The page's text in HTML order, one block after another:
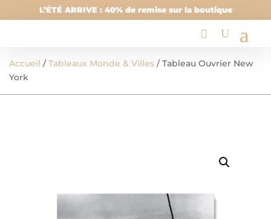
L’ÉTÉ ARRIVE : 40% de remise sur la boutique
Accueil /Tableaux Monde & Villes / Tableau Ouvrier New
York